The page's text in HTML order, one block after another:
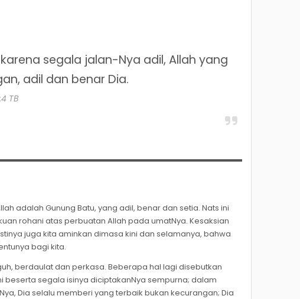
segala jalan-Nya adil, Allah yang
adil dan benar Dia.
TB
adalah Gunung Batu, yang adil, benar dan setia. Nats ini
rohani atas perbuatan Allah pada umatNya. Kesaksian
juga kita aminkan dimasa kini dan selamanya, bahwa
bagi kita.
berdaulat dan perkasa. Beberapa hal lagi disebutkan
segala isinya diciptakanNya sempurna; dalam
Dia selalu memberi yang terbaik bukan kecurangan; Dia